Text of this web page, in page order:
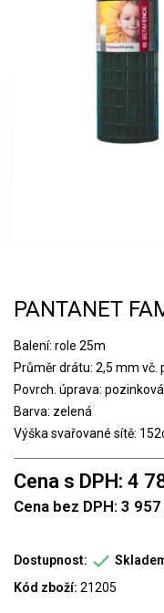
PANTANET
Balení: role 25m
Průměr drátu: 2,5 mm vč.
Povrch. úprava:
Barva: zelená
Výška svařované sítě:
Cena s DPH: 4
Cena bez DPH: 3
Dostupnost: 
Kód zboží: 21205